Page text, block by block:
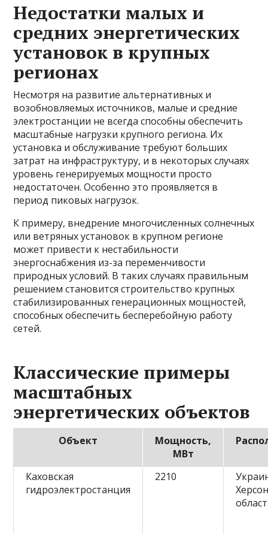
Недостатки малых и
средних энергетических
установок в крупных
регионах
Несмотря на развитие альтернативных и
возобновляемых источников, малые и средние
электростанции не всегда способны обеспечить
масштабные нагрузки крупного региона. Их
установка и обслуживание требуют больших
затрат на инфраструктуру, и в некоторых случаях
уровень генерируемых мощности просто
недостаточен. Особенно это проявляется в
период пиковых нагрузок.
К примеру, внедрение многочисленных солнечных
или ветряных установок в крупном регионе
может привести к нестабильности
энергоснабжения из-за переменчивости
природных условий. В таких случаях правильным
решением становится строительство крупных
стабилизированных генерационных мощностей,
способных обеспечить бесперебойную работу
сетей.
Классические примеры
масштабных
энергетических объектов
Объект
Мощность,
МВт
Каховская
гидроэлектростанция
2210